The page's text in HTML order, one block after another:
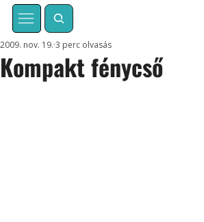
Kompakt fénycső
2009. nov. 19. 3 perc olvasás